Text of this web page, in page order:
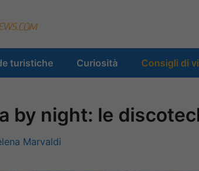
turistiche Curiosità Consigli di
by night: le
Marvaldi